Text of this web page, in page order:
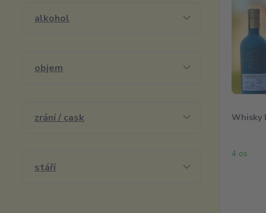
Whisky
4 os
alkohol
objem
zrání / cask
stáří